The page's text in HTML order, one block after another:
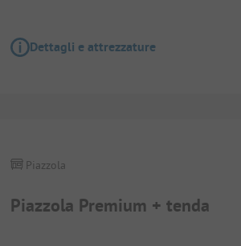
Dettagli e attrezzature
Piazzola Premium + tenda
Piazzola